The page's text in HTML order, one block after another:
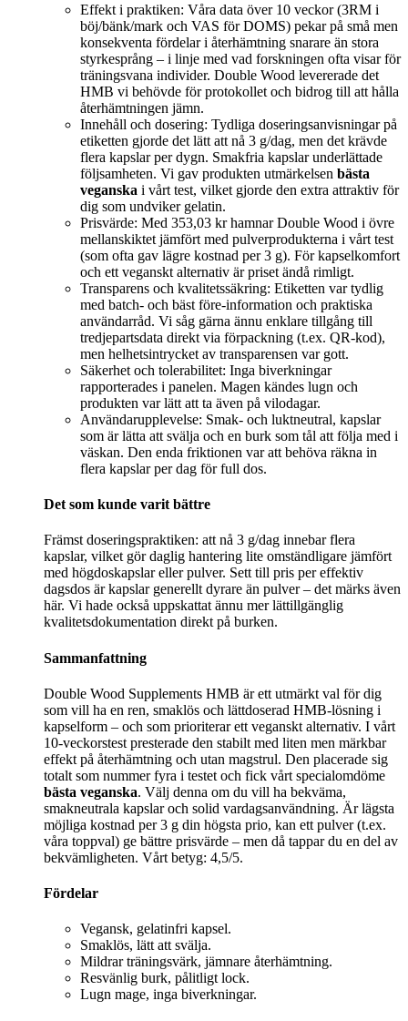
Effekt i praktiken: Våra data över 10 veckor (3RM i
böj/bänk/mark och VAS för DOMS) pekar på små men
konsekventa fördelar i återhämtning snarare än stora
styrkesprång – i linje med vad forskningen ofta visar för
träningsvana individer. Double Wood levererade det
HMB vi behövde för protokollet och bidrog till att hålla
återhämtningen jämn.
Innehåll och dosering: Tydliga doseringsanvisningar på
etiketten gjorde det lätt att nå 3 g/dag, men det krävde
flera kapslar per dygn. Smakfria kapslar underlättade
följsamheten. Vi gav produkten utmärkelsen bästa
veganska i vårt test, vilket gjorde den extra attraktiv för
dig som undviker gelatin.
Prisvärde: Med 353,03 kr hamnar Double Wood i övre
mellanskiktet jämfört med pulverprodukterna i vårt test
(som ofta gav lägre kostnad per 3 g). För kapselkomfort
och ett veganskt alternativ är priset ändå rimligt.
Transparens och kvalitetssäkring: Etiketten var tydlig
med batch- och bäst före-information och praktiska
användarråd. Vi såg gärna ännu enklare tillgång till
tredjepartsdata direkt via förpackning (t.ex. QR-kod),
men helhetsintrycket av transparensen var gott.
Säkerhet och tolerabilitet: Inga biverkningar
rapporterades i panelen. Magen kändes lugn och
produkten var lätt att ta även på vilodagar.
Användarupplevelse: Smak- och luktneutral, kapslar
som är lätta att svälja och en burk som tål att följa med i
väskan. Den enda friktionen var att behöva räkna in
flera kapslar per dag för full dos.
Det som kunde varit bättre
Främst doseringspraktiken: att nå 3 g/dag innebar flera
kapslar, vilket gör daglig hantering lite omständligare jämfört
med högdoskapslar eller pulver. Sett till pris per effektiv
dagsdos är kapslar generellt dyrare än pulver – det märks även
här. Vi hade också uppskattat ännu mer lättillgänglig
kvalitetsdokumentation direkt på burken.
Sammanfattning
Double Wood Supplements HMB är ett utmärkt val för dig
som vill ha en ren, smaklös och lättdoserad HMB-lösning i
kapselform – och som prioriterar ett veganskt alternativ. I vårt
10-veckorstest presterade den stabilt med liten men märkbar
effekt på återhämtning och utan magstrul. Den placerade sig
totalt som nummer fyra i testet och fick vårt specialomdöme
bästa veganska. Välj denna om du vill ha bekväma,
smakneutrala kapslar och solid vardagsanvändning. Är lägsta
möjliga kostnad per 3 g din högsta prio, kan ett pulver (t.ex.
våra toppval) ge bättre prisvärde – men då tappar du en del av
bekvämligheten. Vårt betyg: 4,5/5.
Fördelar
Vegansk, gelatinfri kapsel.
Smaklös, lätt att svälja.
Mildrar träningsvärk, jämnare återhämtning.
Resvänlig burk, pålitligt lock.
Lugn mage, inga biverkningar.